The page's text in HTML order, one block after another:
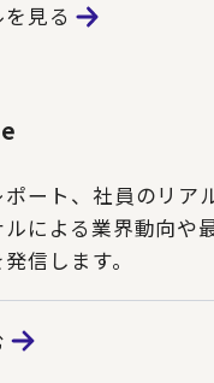
見る
ート、社員のリア
による業界動向や
信します。